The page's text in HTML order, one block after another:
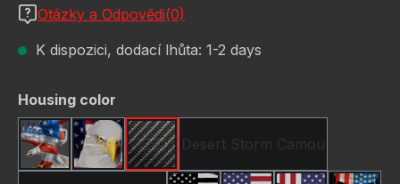
Otázky a Odpovědi(0)
K dispozici, dodací lhůta: 1-2 days
Vyberte
Housing color
American EagleBald Eagle America Flag
Carbon Fiber
Desert Storm Camou